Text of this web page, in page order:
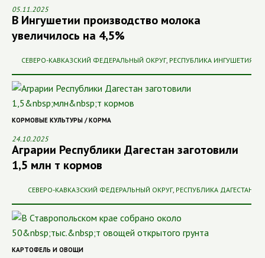
05.11.2025
В Ингушетии производство молока
увеличилось на 4,5%
СЕВЕРО-КАВКАЗСКИЙ ФЕДЕРАЛЬНЫЙ ОКРУГ, РЕСПУБЛИКА ИНГУШЕТИЯ
КОРМОВЫЕ КУЛЬТУРЫ / КОРМА
24.10.2025
Аграрии Республики Дагестан заготовили
1,5 млн т кормов
СЕВЕРО-КАВКАЗСКИЙ ФЕДЕРАЛЬНЫЙ ОКРУГ, РЕСПУБЛИКА ДАГЕСТАН
КАРТОФЕЛЬ И ОВОЩИ